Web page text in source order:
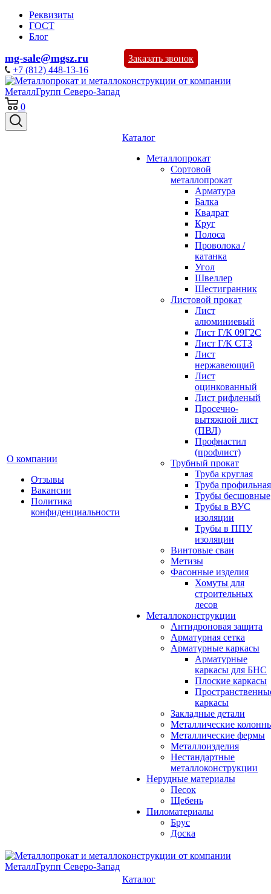
Реквизиты
ГОСТ
Блог
mg-sale@mgsz.ru
Заказать звонок
+7 (812) 448-13-16
0
О компании
Отзывы
Вакансии
Политика
конфиденциальности
Каталог
Металлопрокат
Сортовой
металлопрокат
Арматура
Балка
Квадрат
Круг
Полоса
Проволока /
катанка
Угол
Швеллер
Шестигранник
Листовой прокат
Лист
алюминиевый
Лист Г/К 09Г2С
Лист Г/К СТ3
Лист
нержавеющий
Лист
оцинкованный
Лист рифленый
Просечно-
вытяжной лист
(ПВЛ)
Профнастил
(профлист)
Трубный прокат
Труба круглая
Труба профильная
Трубы бесшовные
Трубы в ВУС
изоляции
Трубы в ППУ
изоляции
Винтовые сваи
Метизы
Фасонные изделия
Хомуты для
строительных
лесов
Металлоконструкции
Антидроновая защита
Арматурная сетка
Арматурные каркасы
Арматурные
каркасы для БНС
Плоские каркасы
каркасы
Закладные детали
Металлические
Металлические фермы
Металлоизделия
Нестандартные
металлоконструкции
Нерудные материалы
Песок
Щебень
Пиломатериалы
Брус
Доска
Каталог